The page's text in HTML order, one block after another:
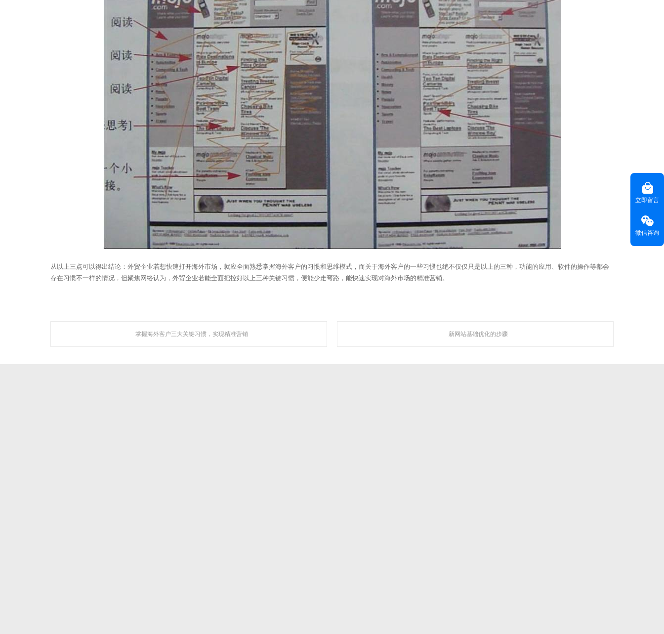
从以上三点可以得出结论：外贸企业若想快速打开海外市场，就应全面熟悉掌握海外客户的习惯和思维模式，而关于海外客户的一些习惯也绝不仅仅只是以上的三种，功能的应用、软件的操作等都会
存在习惯不一样的情况，但聚焦网络认为，外贸企业若能全面把控好以上三种关键习惯，便能少走弯路，能快速实现对海外市场的精准营销。
掌握海外客户三大关键习惯，实现精准营销 新网站基础优化的步骤
聚焦网络
聚焦网络以“让网络营销更简单有效”为使命，深入人工智能自然语言处理、机器学习、数据挖掘 等技术领域，
研发了国内知名的人工智能自动化营销系统，凭借着上线快、效果好、功能强大、高性价比的特点，成为了越来越 多企业的首选。
广州聚焦网络技术有限公司作为国内知名人工智能营销机
构，是一家集技术研发与网络营销服务为一体的创新型高新
公司成立于2005年，总部设立于广州市CBD，在佛山、深圳
等地设立多家分支机构，拥有专业的技术团队及客服队伍，
查看更多 >>
走近聚焦 联系聚焦
咨询热线(HOT LINE) ：020-22818315
客服热线(CUSTOMER SERVICE)：400-678-6206
电子邮箱(E-MAIL)：master@weyes.cn
联系我们 >>
立即留言
微信咨询